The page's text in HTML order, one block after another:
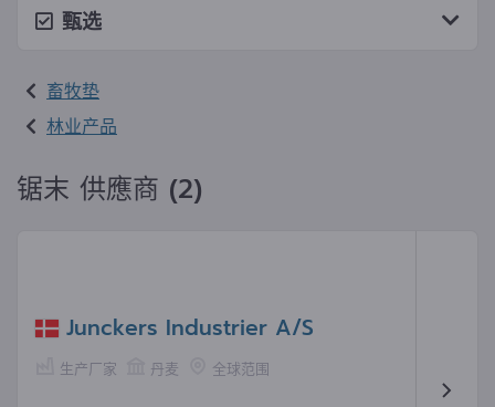
甄选
畜牧垫
林业产品
锯末 供應商 (2)
Junckers Industrier A/S
生产厂家 丹麦 全球范围